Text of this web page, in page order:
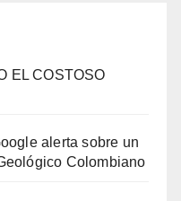
EL COSTOSO
alerta sobre un
Colombiano